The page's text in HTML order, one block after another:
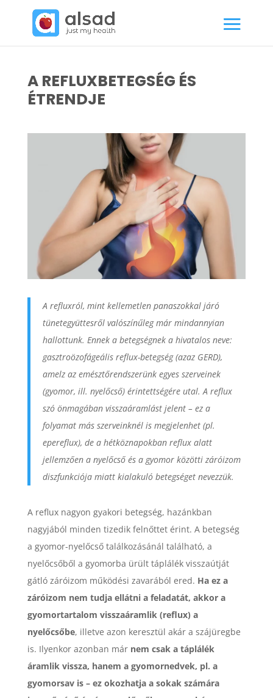
A REFLUXBETEGSÉG ÉS
ÉTRENDJE
A refluxról, mint kellemetlen panaszokkal járó
tünetegyüttesről valószínűleg már mindannyian
hallottunk. Ennek a betegségnek a hivatalos neve:
gasztroözofágeális reflux-betegség (azaz GERD),
amelz az emésztőrendszerünk egyes szerveinek
(gyomor, ill. nyelőcső) érintettségére utal. A reflux
szó önmagában visszaáramlást jelent – ez a
folyamat más szerveinknél is megjelenhet (pl.
epereflux), de a hétköznapokban reflux alatt
jellemzően a nyelőcső és a gyomor közötti záróizom
diszfunkciója miatt kialakuló betegséget nevezzük.
A reflux nagyon gyakori betegség, hazánkban
nagyjából minden tizedik felnőttet érint. A betegség
a gyomor-nyelőcső találkozásánál található, a
nyelőcsőből a gyomorba ürült táplálék visszaútját
gátló záróizom működési zavarából ered. Ha ez a
záróizom nem tudja ellátni a feladatát, akkor a
gyomortartalom visszaáramlik (reflux) a
nyelőcsőbe, illetve azon keresztül akár a szájüregbe
is. Ilyenkor azonban már nem csak a táplálék
áramlik vissza, hanem a gyomornedvek, pl. a
gyomorsav is – ez okozhatja a sokak számára